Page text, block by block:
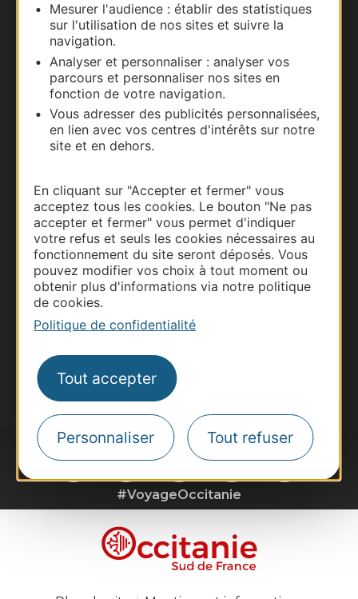
Mesurer l'audience : établir des statistiques
sur l'utilisation de nos sites et suivre la
navigation.
Analyser et personnaliser : analyser vos
parcours et personnaliser nos sites en
fonction de votre navigation.
Vous adresser des publicités personnalisées,
en lien avec vos centres d'intérêts sur notre
site et en dehors.
En cliquant sur "Accepter et fermer" vous
acceptez tous les cookies. Le bouton "Ne pas
accepter et fermer" vous permet d'indiquer
votre refus et seuls les cookies nécessaires au
fonctionnement du site seront déposés. Vous
pouvez modifier vos choix à tout moment ou
obtenir plus d'informations via notre politique
de cookies.
Politique de confidentialité
Tout accepter
Personnaliser Tout refuser
Business/Mice
Pros d'Occitanie
Site presse et d'influence
Voyagistes
Destination Sport
Inscrivez-vous à la lettre d'information
Destination Occitanie pour recevoir des
Je m'abonne
#VoyageOccitanie